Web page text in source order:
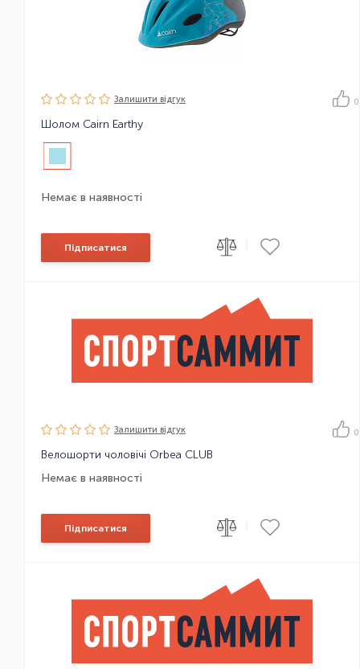
Залишити вiдгук 0
Шолом Cairn Earthy
Немає в наявності
Підписатися
Залишити вiдгук 0
Велошорти чоловічі Orbea CLUB
Немає в наявності
Підписатися